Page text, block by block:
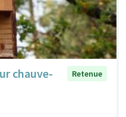
chauve-
Retenue